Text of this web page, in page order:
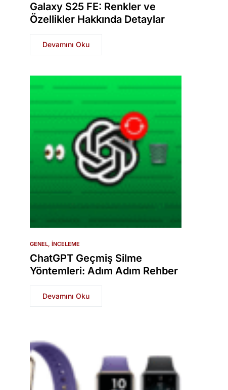
Galaxy S25 FE: Renkler ve
Özellikler Hakkında Detaylar
Devamını Oku
GENEL İNCELEME
ChatGPT Geçmiş Silme
Yöntemleri: Adım Adım Rehber
Devamını Oku